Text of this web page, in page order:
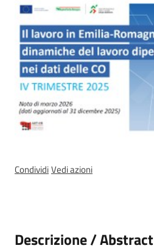
n
m
CondividiVedi azioni
Descrizione / Abstract